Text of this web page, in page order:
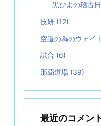
黒ひよの稽古
技研 (12)
空道の為のウェイ
試合 (6)
那覇道場 (39)
最近のコメント